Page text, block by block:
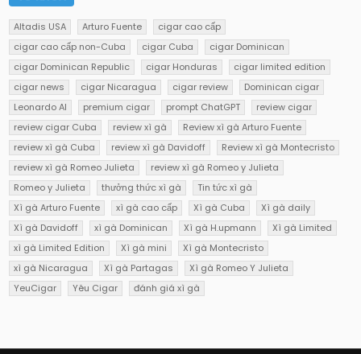
Altadis USA Arturo Fuente
cigar cao cấp
cigar cao cấp non-Cuba
cigar Cuba
cigar Dominican
cigar Dominican Republic
cigar Honduras
cigar limited edition
cigar news
cigar Nicaragua cigar review
Dominican cigar
Leonardo AI
premium cigar prompt ChatGPT
review cigar
review cigar Cuba
review xì gà
Review xì gà Arturo Fuente
review xì gà Cuba
review xì gà Davidoff
Review xì gà Montecristo
review xì gà Romeo Julieta
review xì gà Romeo y Julieta
Romeo y Julieta
thưởng thức xì gà
Tin tức xì gà
Xì gà Arturo Fuente
xì gà cao cấp Xì gà Cuba
Xì gà daily
Xì gà Davidoff
xì gà Dominican Xì gà H.upmann
Xì gà Limited
xì gà Limited Edition
Xì gà mini
Xì gà Montecristo
xì gà Nicaragua
Xì gà Partagas
Xì gà Romeo Y Julieta
YeuCigar
Yêu Cigar đánh giá xì gà